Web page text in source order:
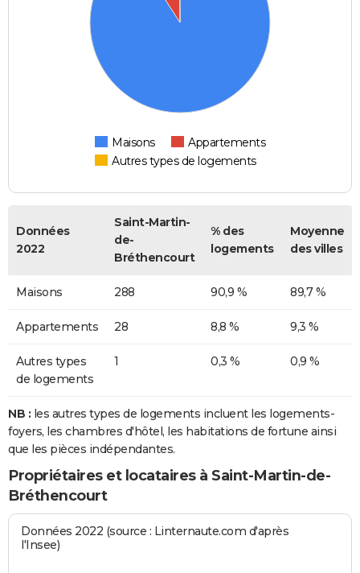
Maisons
Appartements
Autres types de logements
Données
2022
Saint-Martin-
de-
Bréthencourt
% des
logements
Moyenne
des villes
Maisons 288 90,9 % 89,7 %
Appartements 28 8,8 % 9,3 %
Autres types
de logements
1 0,3 % 0,9 %
NB : les autres types de logements incluent les logements-
foyers, les chambres d'hôtel, les habitations de fortune ainsi
que les pièces indépendantes.
Propriétaires et locataires à Saint-Martin-de-
Bréthencourt
Données 2022 (source : Linternaute.com d'après
l'Insee)